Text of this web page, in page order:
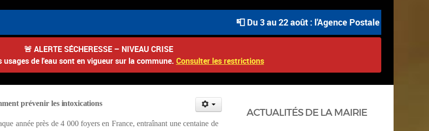
📮 Du 3 au 22 août : l'Agence Postale Communale
🚨 ALERTE SÉCHERESSE – NIVEAU CRISE
de l'eau sont en vigueur sur la commune. Consulter les restrictions
prévenir les intoxications
année près de 4 000 foyers en France, entraînant une centaine de
ACTUALITÉS DE LA MAIRIE